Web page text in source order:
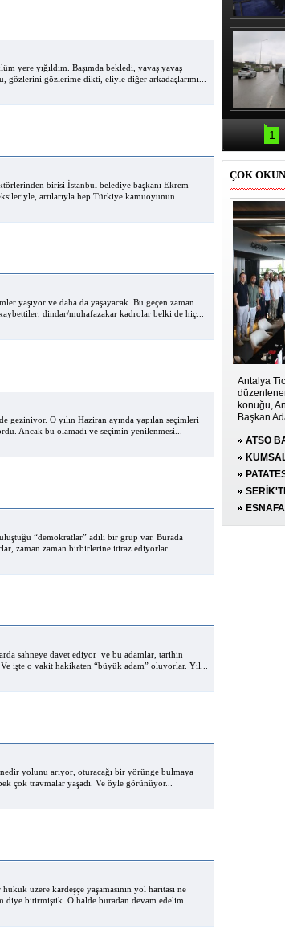
yere yığıldım. Başımda bekledi, yavaş yavaş
gözlerini gözlerime dikti, eliyle diğer arkadaşlarımı...
birisi İstanbul belediye başkanı Ekrem
artılarıyla hep Türkiye kamuoyunun...
yaşıyor ve daha da yaşayacak. Bu geçen zaman
dindar/muhafazakar kadrolar belki de hiç...
geziniyor. O yılın Haziran ayında yapılan seçimleri
Ancak bu olamadı ve seçimin yenilenmesi...
“demokratlar” adılı bir grup var. Burada
zaman zaman birbirlerine itiraz ediyorlar...
sahneye davet ediyor ve bu adamlar, tarihin
işte o vakit hakikaten “büyük adam” oluyorlar. Yıl...
yolunu arıyor, oturacağı bir yörünge bulmaya
çok travmalar yaşadı. Ve öyle görünüyor...
üzere kardeşçe yaşamasının yol haritası ne
diye bitirmiştik. O halde buradan devam edelim...
Erbaş,
Veli
teravih
1
ÇOK
Antalya
konuğu,
Başkan
ATSO